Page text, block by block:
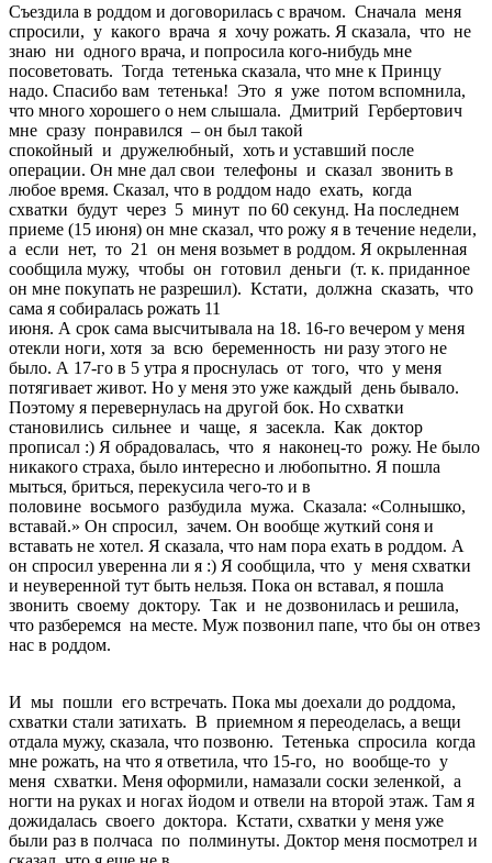
Съездила в роддом и договорилась с врачом. Сначала меня
спросили, у какого врача я хочу рожать. Я сказала, что не
знаю ни одного врача, и попросила кого-нибудь мне
посоветовать. Тогда тетенька сказала, что мне к Принцу
надо. Спасибо вам тетенька! Это я уже потом вспомнила,
что много хорошего о нем слышала. Дмитрий Гербертович
мне сразу понравился – он был такой
спокойный и дружелюбный, хоть и уставший после
операции. Он мне дал свои телефоны и сказал звонить в
любое время. Сказал, что в роддом надо ехать, когда
схватки будут через 5 минут по 60 секунд. На последнем
приеме (15 июня) он мне сказал, что рожу я в течение недели,
а если нет, то 21 он меня возьмет в роддом. Я окрыленная
сообщила мужу, чтобы он готовил деньги (т. к. приданное
он мне покупать не разрешил). Кстати, должна сказать, что
сама я собиралась рожать 11
июня. А срок сама высчитывала на 18. 16-го вечером у меня
отекли ноги, хотя за всю беременность ни разу этого не
было. А 17-го в 5 утра я проснулась от того, что у меня
потягивает живот. Но у меня это уже каждый день бывало.
Поэтому я перевернулась на другой бок. Но схватки
становились сильнее и чаще, я засекла. Как доктор
прописал :) Я обрадовалась, что я наконец-то рожу. Не было
никакого страха, было интересно и любопытно. Я пошла
мыться, бриться, перекусила чего-то и в
половине восьмого разбудила мужа. Сказала: «Солнышко,
вставай.» Он спросил, зачем. Он вообще жуткий соня и
вставать не хотел. Я сказала, что нам пора ехать в роддом. А
он спросил уверенна ли я :) Я сообщила, что у меня схватки
и неуверенной тут быть нельзя. Пока он вставал, я пошла
звонить своему доктору. Так и не дозвонилась и решила,
что разберемся на месте. Муж позвонил папе, что бы он отвез
нас в роддом.
И мы пошли его встречать. Пока мы доехали до роддома,
схватки стали затихать. В приемном я переоделась, а вещи
отдала мужу, сказала, что позвоню. Тетенька спросила когда
мне рожать, на что я ответила, что 15-го, но вообще-то у
меня схватки. Меня оформили, намазали соски зеленкой, а
ногти на руках и ногах йодом и отвели на второй этаж. Там я
дожидалась своего доктора. Кстати, схватки у меня уже
были раз в полчаса по полминуты. Доктор меня посмотрел и